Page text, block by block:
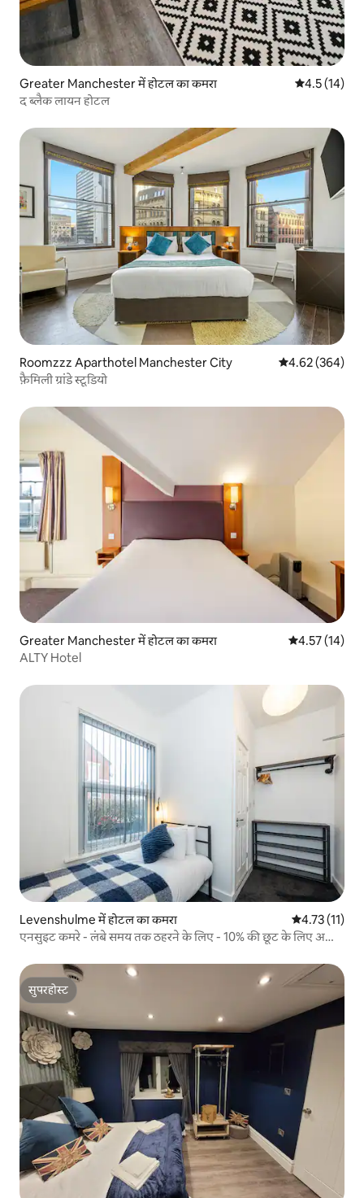
Greater Manchester में होटल का कमरा औसत रेटिंग 5
4.5 (14)
द ब्लैक लायन होटल
Roomzzz Aparthotel Manchester City औसत रेटिंग 5 में से
4.62 (364)
फ़ैमिली ग्रांडे स्टूडियो
Greater Manchester में होटल का कमरा औसत रेटिंग 5 में
4.57 (14)
ALTY Hotel
Levenshulme में होटल का कमरा औसत रेटिंग 5 में
4.73 (11)
एनसुइट कमरे - लंबे समय तक ठहरने के लिए - 10% की छूट के लिए अभी
सुपरहोस्ट
सुपरहोस्ट